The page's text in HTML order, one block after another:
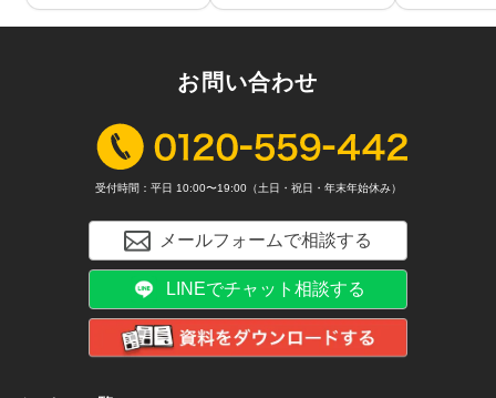
お問い合わせ
受付時間：平日 10:00〜19:00（土日・祝日・年末年始休み）
メールフォームで相談する
LINEでチャット相談する